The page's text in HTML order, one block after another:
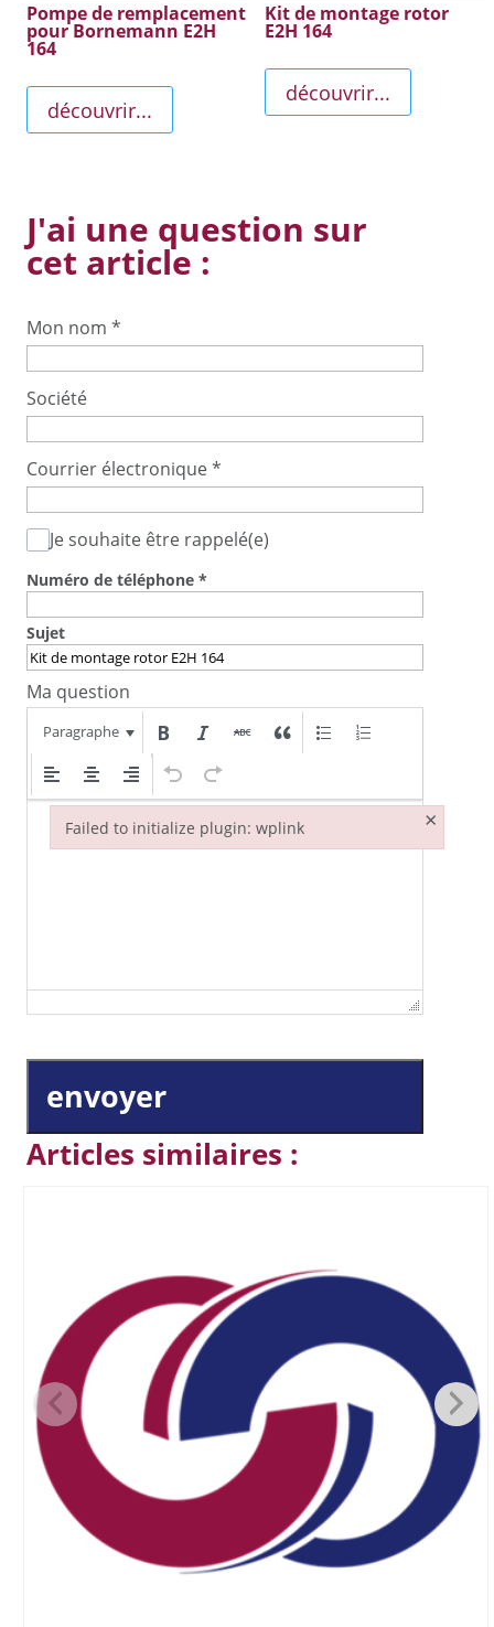
Pompe de remplacement
pour Bornemann E2H
164
découvrir...
Kit de montage rotor
E2H 164
découvrir...
J'ai une question sur
cet article :
Mon nom *
Société
Courrier électronique*
Je souhaite être rappelé(e)
Numéro de téléphone *
Sujet
Ma question
Paragraphe
envoyer
Articles similaires :
Failed to initialize plugin: wplink ×
Failed to initialize plugin: wplink